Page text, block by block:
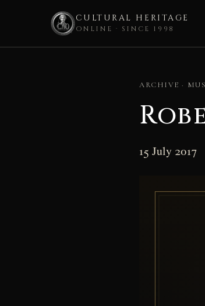
CULTURAL HERITAGE
ONLINE · SINCE 1998
ARCHIVE ·
15 July 2017